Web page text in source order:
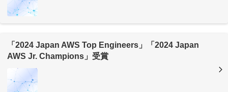
「2024 Japan AWS Top Engineers」「2024 Japan
AWS Jr. Champions」受賞